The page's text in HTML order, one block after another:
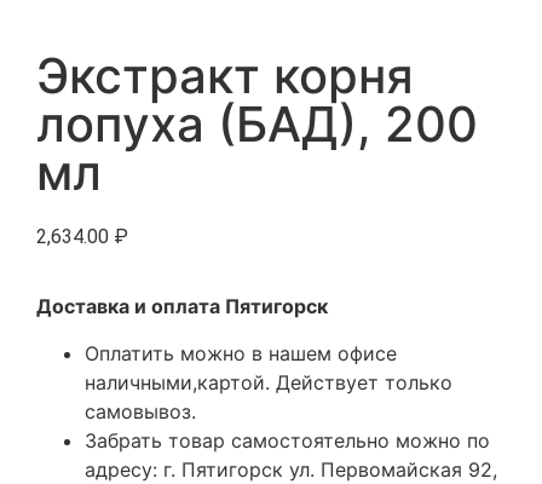
Экстракт корня
лопуха (БАД), 200
мл
2,634.00 ₽
Доставка и оплата Пятигорск
Оплатить можно в нашем офисе
наличными,картой. Действует только
самовывоз.
Забрать товар самостоятельно можно по
адресу: г. Пятигорск ул. Первомайская 92,